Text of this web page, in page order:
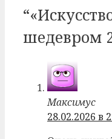
шедевром
Максимус
28.02.2026 в